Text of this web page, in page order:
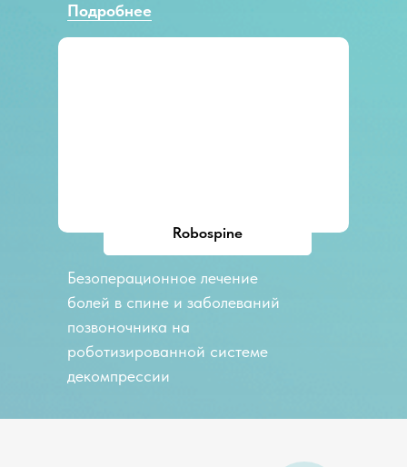
Подробнее
Безоперационное лечение
болей в спине и заболеваний
позвоночника на
роботизированной системе
декомпрессии
Robospine